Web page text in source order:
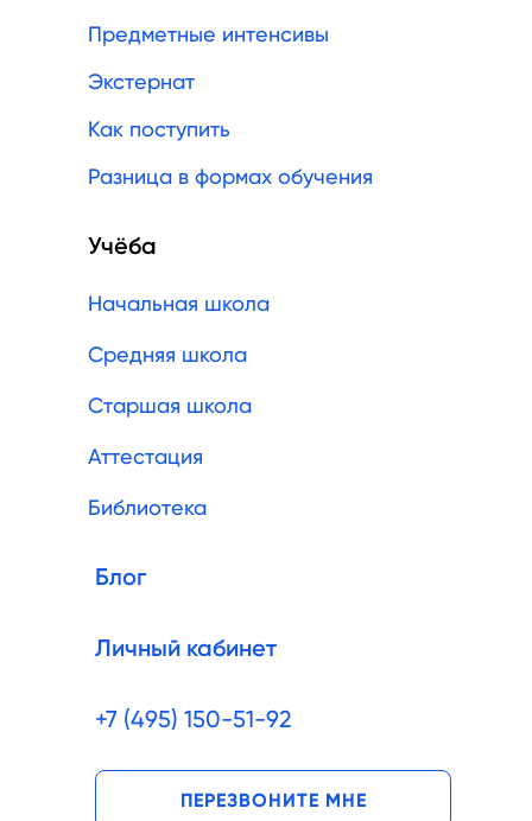
ПЕРЕЗВОНИТЕ МНЕ
Предметные интенсивы
Как поступить
Экстернат
Разница в формах обучения
Учёба
Начальная школа
Средняя школа
Старшая школа
Аттестация
Библиотека
Блог
Личный кабинет
+7 (495) 150-51-92